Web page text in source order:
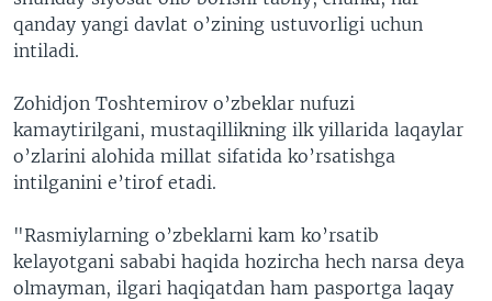
qanday yangi davlat o’zining ustuvorligi uchun
intiladi.
Zohidjon Toshtemirov o’zbeklar nufuzi
kamaytirilgani, mustaqillikning ilk yillarida laqaylar
o’zlarini alohida millat sifatida ko’rsatishga
intilganini e’tirof etadi.
"Rasmiylarning o’zbeklarni kam ko’rsatib
kelayotgani sababi haqida hozircha hech narsa deya
olmayman, ilgari haqiqatdan ham pasportga laqay